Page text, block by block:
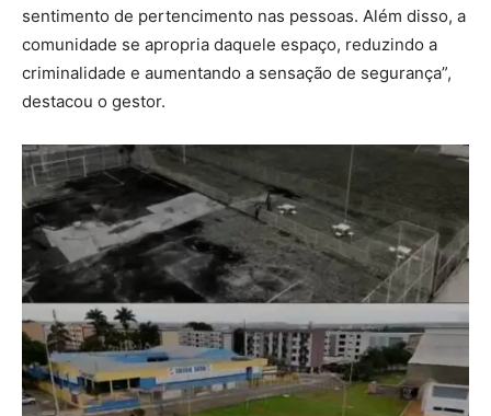
sentimento de pertencimento nas pessoas. Além disso, a
comunidade se apropria daquele espaço, reduzindo a
criminalidade e aumentando a sensação de segurança”,
destacou o gestor.